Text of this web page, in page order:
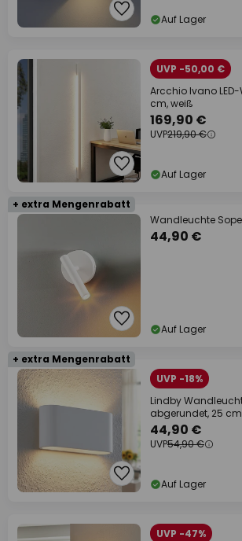
Auf Lager
UVP -50,00 €
Arcchio Ivano
cm, weiß
169,90 €
UVP219,90 €
Auf Lager
+ extra Mengenrabatt
Wandleuchte
44,90 €
Auf Lager
+ extra Mengenrabatt
UVP -18%
Lindby
abgerundet, 25
44,90 €
UVP54,90 €
Auf Lager
UVP -47%